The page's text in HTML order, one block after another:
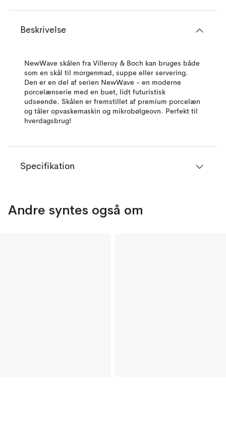
Beskrivelse
NewWave skålen fra Villeroy & Boch kan bruges både
som en skål til morgenmad, suppe eller servering.
Den er en del af serien NewWave - en moderne
porcelænserie med en buet, lidt futuristisk
udseende. Skålen er fremstillet af premium porcelæn
og tåler opvaskemaskin og mikrobølgeovn. Perfekt til
hverdagsbrug!
Specifikation
Andre syntes også om